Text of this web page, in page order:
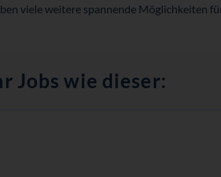
viele weitere spannende Möglichkeiten
Jobs wie dieser: